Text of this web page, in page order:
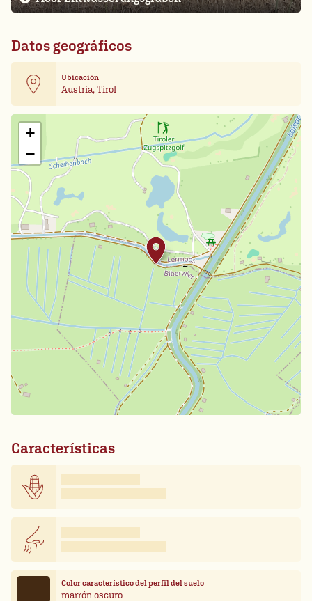
Datos geográficos
Ubicación
Austria, Tirol
+
−
Características
Color característico del perfil del suelo
marrón oscuro